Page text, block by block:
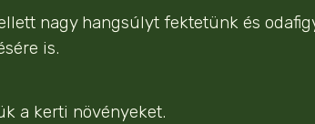
nagy hangsúlyt fektetünk és
is.
a kerti növényeket.